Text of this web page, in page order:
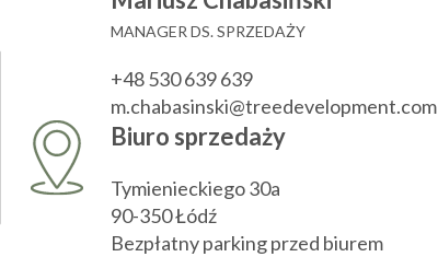
MANAGER DS. SPRZEDAŻY
+48 530 639 639
m.chabasinski@treedevelopment.com
Biuro sprzedaży
Tymienieckiego 30a
90-350 Łódź
Bezpłatny parking przed biurem